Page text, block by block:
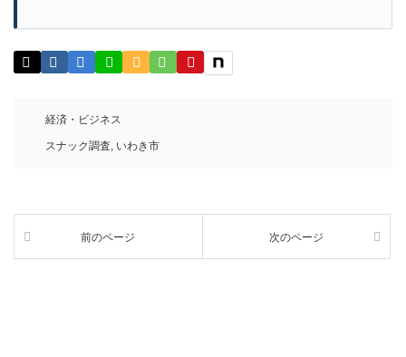
経済・ビジネス
スナック調査, いわき市
前のページ 次のページ